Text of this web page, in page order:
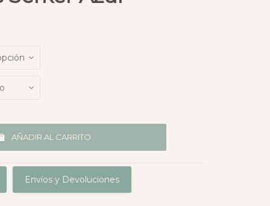
AÑADIR AL CARRITO
Envíos y Devoluciones